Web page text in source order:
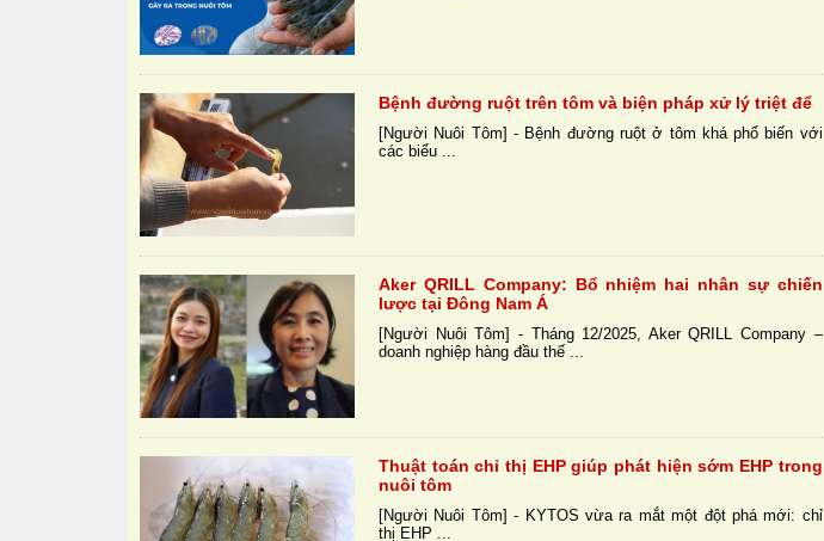
Bệnh đường ruột trên tôm và biện pháp xử lý triệt để
[Người Nuôi Tôm] - Bệnh đường ruột ở tôm khá phổ biến với
các biểu ...
Aker QRILL Company: Bổ nhiệm hai nhân sự chiến
lược tại Đông Nam Á
[Người Nuôi Tôm] - Tháng 12/2025, Aker QRILL Company –
doanh nghiệp hàng đầu thế ...
Thuật toán chỉ thị EHP giúp phát hiện sớm EHP trong
nuôi tôm
[Người Nuôi Tôm] - KYTOS vừa ra mắt một đột phá mới: chỉ
thị EHP ...